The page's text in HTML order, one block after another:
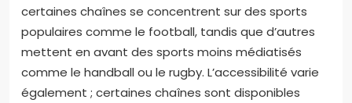
certaines chaînes se concentrent sur des sports
populaires comme le football, tandis que d’autres
mettent en avant des sports moins médiatisés
comme le handball ou le rugby. L’accessibilité varie
également ; certaines chaînes sont disponibles